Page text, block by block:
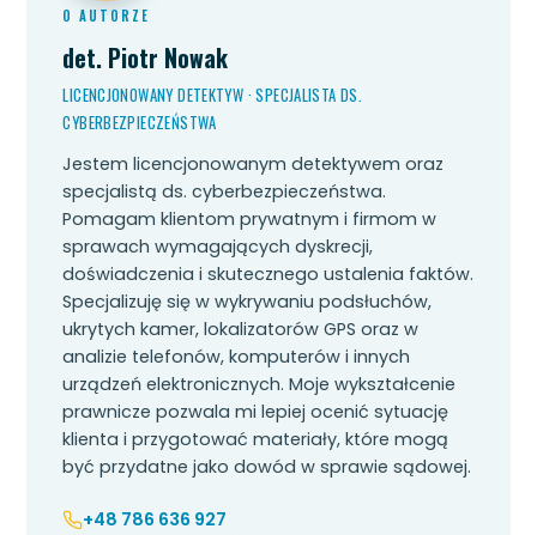
O AUTORZE
det. Piotr Nowak
LICENCJONOWANY DETEKTYW · SPECJALISTA DS.
CYBERBEZPIECZEŃSTWA
Jestem licencjonowanym detektywem oraz
specjalistą ds. cyberbezpieczeństwa.
Pomagam klientom prywatnym i firmom w
sprawach wymagających dyskrecji,
doświadczenia i skutecznego ustalenia faktów.
Specjalizuję się w wykrywaniu podsłuchów,
ukrytych kamer, lokalizatorów GPS oraz w
analizie telefonów, komputerów i innych
urządzeń elektronicznych. Moje wykształcenie
prawnicze pozwala mi lepiej ocenić sytuację
klienta i przygotować materiały, które mogą
być przydatne jako dowód w sprawie sądowej.
+48 786 636 927